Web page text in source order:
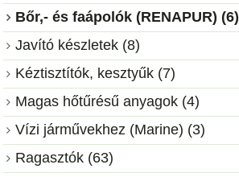
Bőr,- és faápolók (RENAPUR) (6)
Javító készletek (8)
Kéztisztítók, kesztyűk (7)
Magas hőtűrésű anyagok (4)
Vízi járművekhez (Marine) (3)
Ragasztók (63)